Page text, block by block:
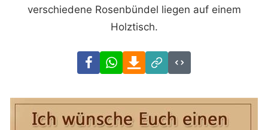
verschiedene Rosenbündel liegen auf einem
Holztisch.
FacebookWhatsAppDownload
Link
Code